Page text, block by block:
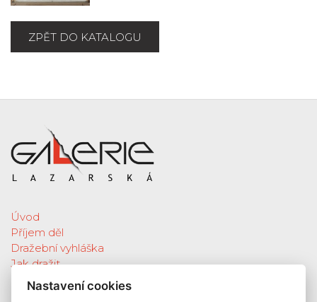
ZPĚT DO KATALOGU
Úvod
Příjem děl
Dražební vyhláška
Jak dražit
Galerie
Katalog vydražených děl
Nastavení cookies